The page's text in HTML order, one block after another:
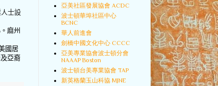
士設
。麻州
國居
亞裔
亞美社區發展協會 ACDC
波士頓華埠社區中心
BCNC
華人前進會
劍橋中國文化中心 CCCC
亞美專業協會波士頓分會
NAAAP Boston
波士頓台美專業協會 TAP
新英格蘭玉山科協 MJNE